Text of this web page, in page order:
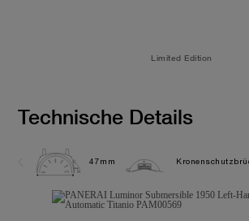
Limited Edition
Technische Details
47mm